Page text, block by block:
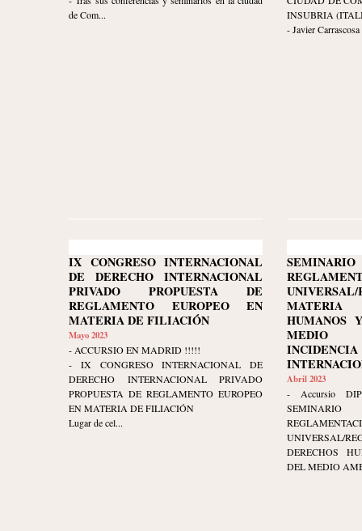
de Com...
INSUBRIA
- Javier
IX CONGRESO INTERNACIONAL
DE DERECHO INTERNACIONAL
PRIVADO PROPUESTA DE
REGLAMENTO EUROPEO EN
MATERIA DE FILIACIÓN
Mayo 2023
- ACCURSIO EN MADRID !!!!!
- IX CONGRESO INTERNACIONAL DE
DERECHO INTERNACIONAL PRIVADO
PROPUESTA DE REGLAMENTO EUROPEO
EN MATERIA DE FILIACIÓN
Lugar de cel...
HUMANOS
MEDIO
Abril 2023
- Accursio
UNIVERSAL/
DERECHOS
DEL MEDIO